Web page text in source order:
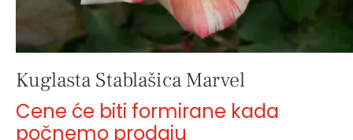
Kuglasta Stablašica Marvel
Cene će biti formirane kada
počnemo prodaju